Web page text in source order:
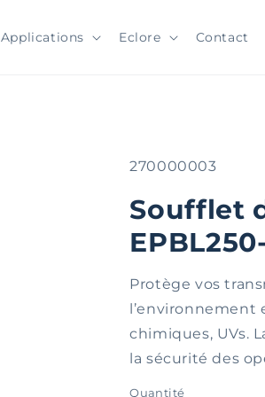
Applications Eclore Contact
SKU:
270000003
Soufflet
Protège vos
l’environnement
chimiques, UVs.
la sécurité des
Quantité